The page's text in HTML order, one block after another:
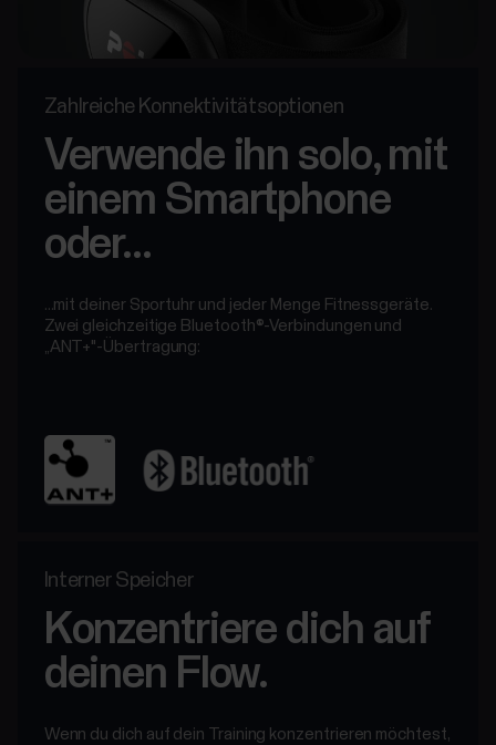
Zahlreiche Konnektivitätsoptionen
Verwende ihn solo, mit
einem Smartphone
oder...
...mit deiner Sportuhr und jeder Menge Fitnessgeräte.
Zwei gleichzeitige Bluetooth®-Verbindungen und
„ANT+"-Übertragung:
Interner Speicher
Konzentriere dich auf
deinen Flow.
Wenn du dich auf dein Training konzentrieren möchtest,